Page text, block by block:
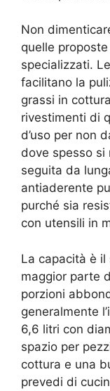
Non
quelle
specializzati.
facilitano la
grassi in
rivestimenti di
d’uso per non
dove spesso si
seguita da
antiaderente
purché sia
con utensili in
La capacità è
maggior parte
porzioni
generalmente
6,6 litri con
spazio per
cottura e una
prevedi di